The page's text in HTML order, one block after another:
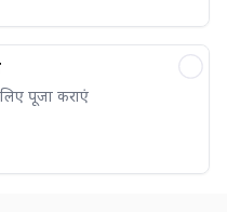
पूजा कराएं